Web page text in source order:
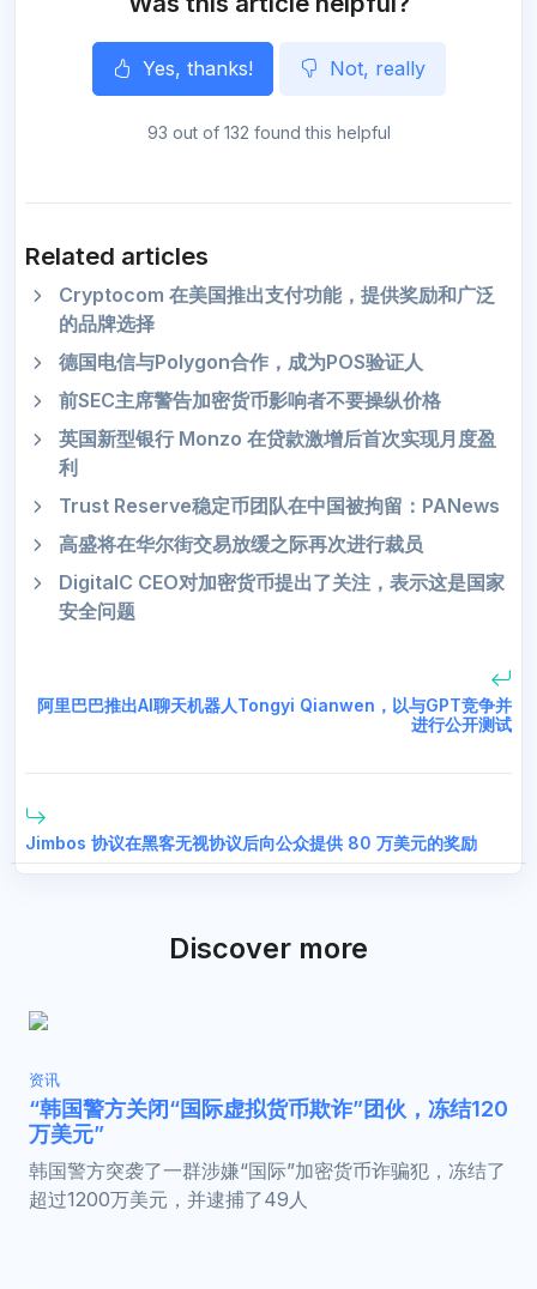
Yes, thanks! Not, really
93 out of 132 found this helpful
Related articles
Cryptocom 在美国推出支付功能，提供奖励和广泛
的品牌选择
德国电信与Polygon合作，成为POS验证人
前SEC主席警告加密货币影响者不要操纵价格
英国新型银行 Monzo 在贷款激增后首次实现月度盈
利
Trust Reserve稳定币团队在中国被拘留：PANews
高盛将在华尔街交易放缓之际再次进行裁员
DigitalC CEO对加密货币提出了关注，表示这是国家
安全问题
阿里巴巴推出AI聊天机器人Tongyi Qianwen，以与GPT竞争并
进行公开测试
Jimbos 协议在黑客无视协议后向公众提供 80 万美元的奖励
Discover more
资讯
“韩国警方关闭“国际虚拟货币欺诈”团伙，冻结120
万美元”
韩国警方突袭了一群涉嫌“国际”加密货币诈骗犯，冻结了
超过1200万美元，并逮捕了49人